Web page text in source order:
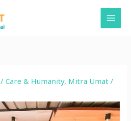
/Care & Humanity, Mitra Umat /